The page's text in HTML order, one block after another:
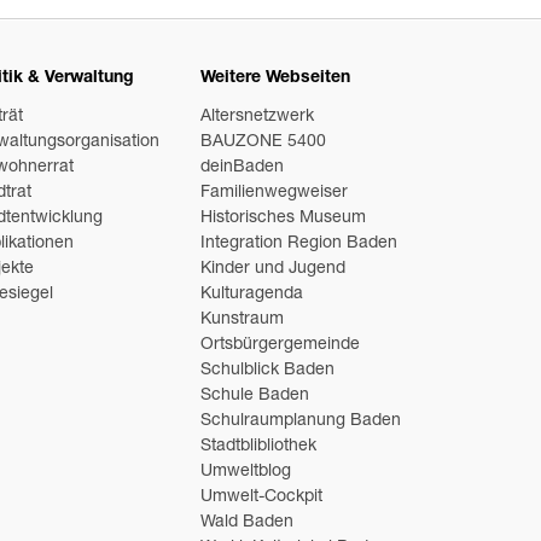
& Verwaltung Weitere Webseiten
Altersnetzwerk
BAUZONE 5400
deinBaden
Familienwegweiser
Historisches Museum
Integration Region Baden
Kinder und Jugend
Kulturagenda
Kunstraum
Ortsbürgergemeinde
Schulblick Baden
Schule Baden
Schulraumplanung Baden
Stadtblibliothek
Umweltblog
Umwelt-Cockpit
Wald Baden